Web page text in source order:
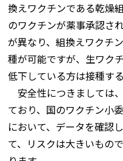
換えワクチンである乾燥
のワクチンが薬事承認さ
が異なり、組換えワクチ
種が可能ですが、生ワク
低下している方は接種す
安全性につきましては
ており、国のワクチン小
において、データを確認
て、リスクは大きいもの